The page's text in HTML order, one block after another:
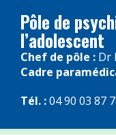
Pôle de
l’adolescent
Chef de pôle : Dr
Cadre
Tél. :04 90 03 87